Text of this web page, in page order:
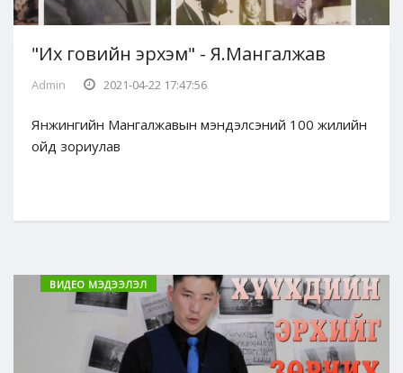
"Их говийн эрхэм" - Я.Мангалжав
Admin 2021-04-22 17:47:56
Янжингийн Мангалжавын мэндэлсэний 100 жилийн
ойд зориулав
ВИДЕО МЭДЭЭЛЭЛ